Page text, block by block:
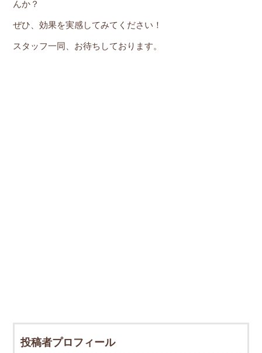
んか？
ぜひ、効果を実感してみてください！
スタッフ一同、お待ちしております。
投稿者プロフィール